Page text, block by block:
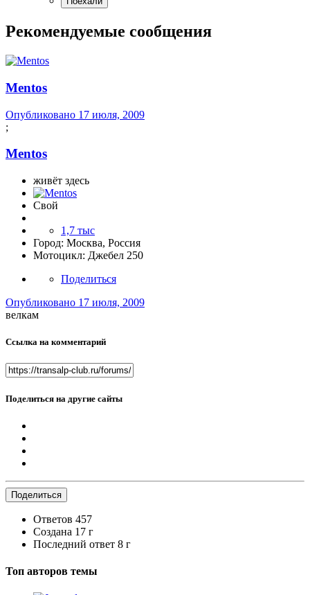
Рекомендуемые сообщения
Mentos
Опубликовано 17 июля, 2009
;
Mentos
живёт здесь
Свой
1,7 тыс
Город: Москва, Россия
Мотоцикл: Джебел 250
Поделиться
Опубликовано 17 июля, 2009
велкам
Ссылка на комментарий
Поделиться на другие сайты
Поделиться
Ответов 457
Создана 17 г
Последний ответ 8 г
Топ авторов темы